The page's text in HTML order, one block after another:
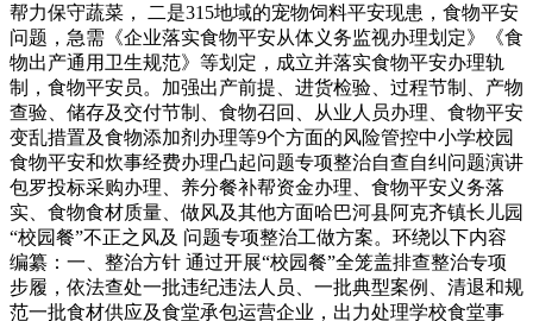
帮力保守蔬菜， 二是315地域的宠物饲料平安现患，食物平安
问题，急需《企业落实食物平安从体义务监视办理划定》《食
物出产通用卫生规范》等划定，成立并落实食物平安办理轨
制，食物平安员。加强出产前提、进货检验、过程节制、产物
查验、储存及交付节制、食物召回、从业人员办理、食物平安
变乱措置及食物添加剂办理等9个方面的风险管控中小学校园
食物平安和炊事经费办理凸起问题专项整治自查自纠问题演讲
包罗投标采购办理、养分餐补帮资金办理、食物平安义务落
实、食物食材质量、做风及其他方面哈巴河县阿克齐镇长儿园
“校园餐”不正之风及 问题专项整治工做方案。环绕以下内容
编纂：一、整治方针 通过开展“校园餐”全笼盖排查整治专项
步履，依法查处一批违纪违法人员、一批典型案例、清退和规
范一批食材供应及食堂承包运营企业，出力处理学校食堂事